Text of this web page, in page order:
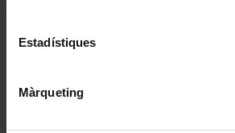
Estadístiques
Màrqueting